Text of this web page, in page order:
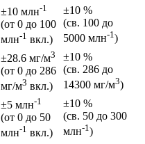
±10 млн-1
(от 0 до 100
млн-1 вкл.)
±10 %
(св. 100 до
5000 млн-1 )
±28.6 мг/м3
(от 0 до 286
мг/м3 вкл.)
±10 %
(св. 286 до
14300 мг/м3)
±5 млн-1
(от 0 до 50
млн-1 вкл.)
±10 %
(св. 50 до 300
млн-1 )